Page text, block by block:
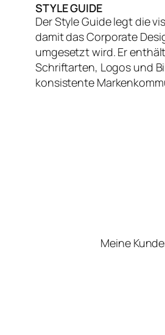
STYLE GUIDE
Der Style Guide legt die
damit das Corporate
umgesetzt wird. Er
Schriftarten, Logos und
konsistente
Meine